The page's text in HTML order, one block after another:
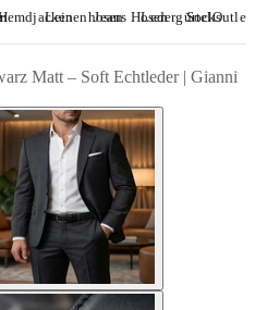
LeinenhosenJeans HosenLedergürtel
SocksOutlet
Matt – Soft Echtleder | Gianni